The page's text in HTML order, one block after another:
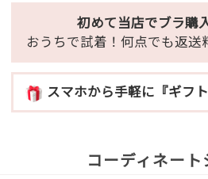
初めて当店でブラ購
おうちで試着！何点でも返
スマホから手軽に『ギフ
コーディネート